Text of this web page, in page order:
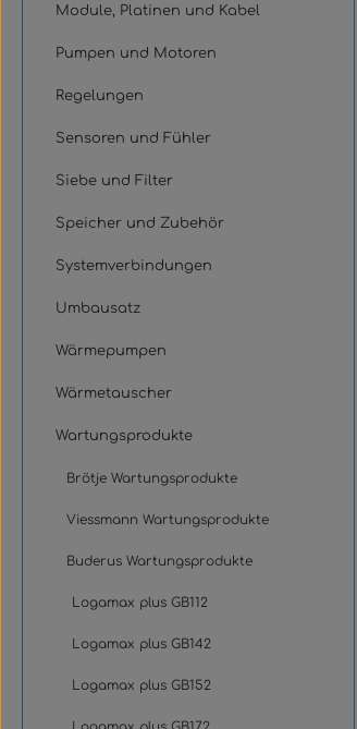
Module, Platinen und Kabel
Pumpen und Motoren
Regelungen
Sensoren und Fühler
Siebe und Filter
Speicher und Zubehör
Systemverbindungen
Umbausatz
Wärmepumpen
Wärmetauscher
Wartungsprodukte
Brötje Wartungsprodukte
Viessmann Wartungsprodukte
Buderus Wartungsprodukte
Logamax plus GB112
Logamax plus GB142
Logamax plus GB152